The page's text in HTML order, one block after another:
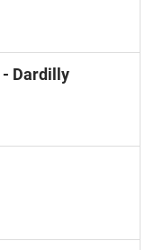
Dardilly(Nouvelle